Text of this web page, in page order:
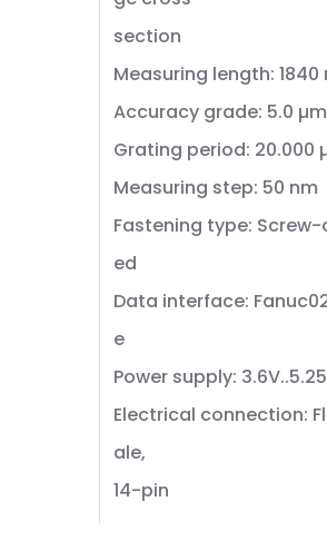
section
Measuring length: 1840
Accuracy grade: 5.0 µm
Grating period: 20.000
Measuring step: 50 nm
Fastening type:
ed
Data interface:
e
Power supply:
Electrical connection:
ale,
14-pin